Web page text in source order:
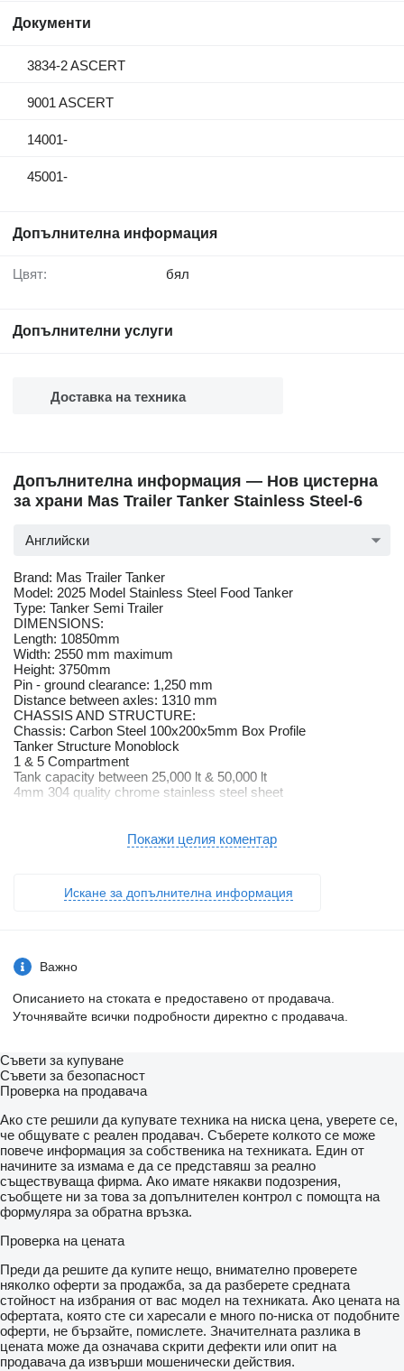
Документи
3834-2 ASCERT
9001 ASCERT
14001-
45001-
Допълнителна информация
Цвят: бял
Допълнителни услуги
Доставка на техника
Допълнителна информация — Нов цистерна
за храни Mas Trailer Tanker Stainless Steel-6
Английски
Brand: Mas Trailer Tanker
Model: 2025 Model Stainless Steel Food Tanker
Type: Tanker Semi Trailer
DIMENSIONS:
Length: 10850mm
Width: 2550 mm maximum
Height: 3750mm
Pin - ground clearance: 1,250 mm
Distance between axles: 1310 mm
CHASSIS AND STRUCTURE:
Chassis: Carbon Steel 100x200x5mm Box Profile
Tanker Structure Monoblock
1 & 5 Compartment
Tank capacity between 25,000 lt & 50,000 lt
4mm 304 quality chrome stainless steel sheet
Three Turkish brand axles, each with a carrying capacity of 9
designed according to European rules. It is equipped with
Automatic Brake Slack Adjusters, Brake Valve, Brake
Chambers (30 cylinder), Brake Pads (394x200), Axle Brakes (4
Sensor 2 Module EBS system). There are 2 replaceable and
protected brake sockets at the front of the trailer. 60+60 lt
ELECTRICAL SYSTEM:
Saba Brand
2x7 pin sockets - 24V, lights compliant with SAE standards.
Rear stop lights, side marker lights, brake safety warning lights
and signal lights will be installed.
There will be 2 tail and stop combined lamps.
2 turn signal combination lamps will be installed
1 license plate light.
The electrical system complies with European standards and is
flame resistant.
PARK FEET:
OMS brand Parking Stands
Telescopic, mechanical conveyor gear
Dynamic Lifting Capacity : 25 Ton
Static Lifting Capacity : 50 Ton
Low Gear Position : 0.98 mm / Revolution
TIRES AND RIMS:
385/65/R22.5STARMAX, PETLAS, Goodyear, Pirelli,
Покажи целия коментар
Искане за допълнителна информация
Важно
Описанието на стоката е предоставено от продавача.
Уточнявайте всички подробности директно с продавача.
Съвети за купуване
Съвети за безопасност
Проверка на продавача
Ако сте решили да купувате техника на ниска цена, уверете се,
че общувате с реален продавач. Съберете колкото се може
повече информация за собственика на техниката. Един от
начините за измама е да се представяш за реално
съществуваща фирма. Ако имате някакви подозрения,
съобщете ни за това за допълнителен контрол с помощта на
формуляра за обратна връзка.
Проверка на цената
Преди да решите да купите нещо, внимателно проверете
няколко оферти за продажба, за да разберете средната
стойност на избрания от вас модел на техниката. Ако цената на
офертата, която сте си харесали е много по-ниска от подобните
оферти, не бързайте, помислете. Значителната разлика в
цената може да означава скрити дефекти или опит на
продавача да извърши мошенически действия.